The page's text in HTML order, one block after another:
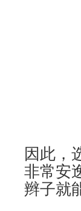
因此，
非常安
辫子就